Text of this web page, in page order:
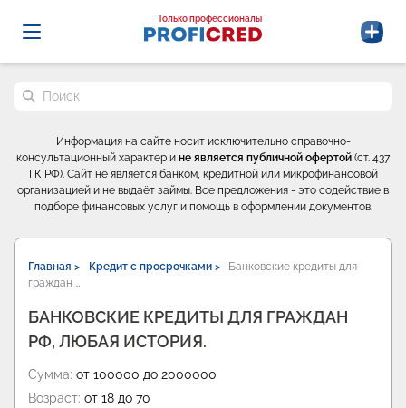
Probrokery - Только профессионалы
Только профессионалы
Поиск по сайту
Информация на сайте носит исключительно справочно-
консультационный характер и не является публичной офертой (ст. 437
ГК РФ). Сайт не является банком, кредитной или микрофинансовой
организацией и не выдаёт займы. Все предложения - это содействие в
подборе финансовых услуг и помощь в оформлении документов.
Главная > Кредит с просрочками >
Банковские кредиты для
граждан …
БАНКОВСКИЕ КРЕДИТЫ ДЛЯ ГРАЖДАН
РФ, ЛЮБАЯ ИСТОРИЯ.
Сумма: от 100000 до 2000000
Возраст: от 18 до 70